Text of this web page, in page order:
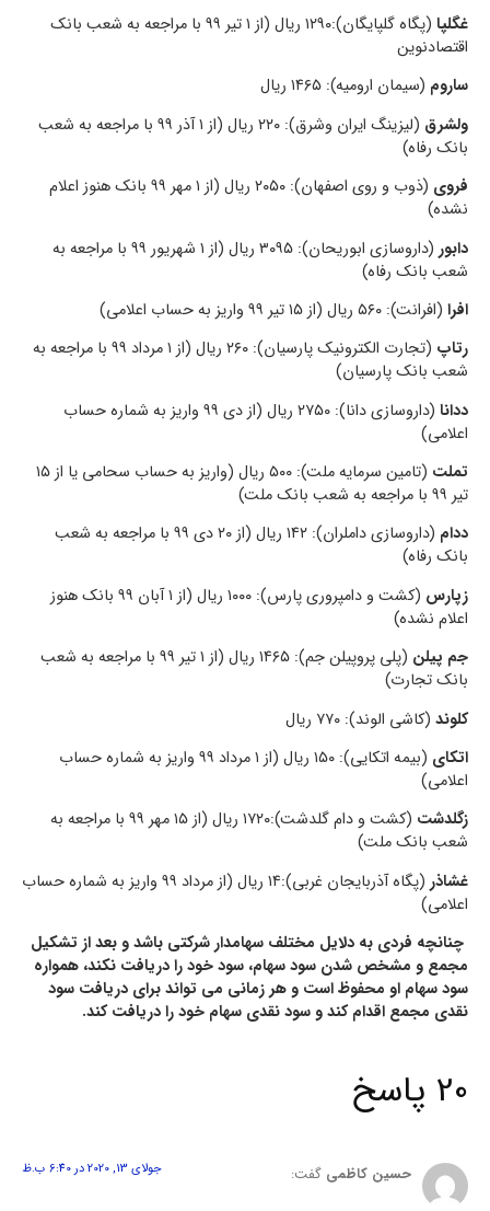
غگلپا
(پگاه گلپایگان):۱۲۹۰ ریال (از ۱ تیر ۹۹ با مراجعه به شعب بانک
اقتصادنوین
ساروم (سیمان ارومیه): ۱۴۶۵ ریال
ولشرق
(لیزینگ ایران وشرق): ۲۲۰ ریال (از ۱ آذر ۹۹ با مراجعه به شعب
بانک رفاه)
فروی
(ذوب و روی اصفهان): ۲۰۵۰ ریال (از ۱ مهر ۹۹ بانک هنوز اعلام
نشده)
دابور
(داروسازی ابوریحان): ۳۰۹۵ ریال (از ۱ شهریور ۹۹ با مراجعه به
شعب بانک رفاه)
افرا (افرانت): ۵۶۰ ریال (از ۱۵ تیر ۹۹ واریز به حساب اعلامی)
رتاپ
(تجارت الکترونیک پارسیان): ۲۶۰ ریال (از ۱ مرداد ۹۹ با مراجعه به
شعب بانک پارسیان)
ددانا
(داروسازی دانا): ۲۷۵۰ ریال (از دی ۹۹ واریز به شماره حساب
اعلامی)
تملت
(تامین سرمایه ملت): ۵۰۰ ریال (واریز به حساب سحامی یا از ۱۵
تیر ۹۹ با مراجعه به شعب بانک ملت)
ددام
(داروسازی داملران): ۱۴۲ ریال (از ۲۰ دی ۹۹ با مراجعه به شعب
بانک رفاه)
زپارس
(کشت و دامپروری پارس): ۱۰۰۰ ریال (از ۱ آبان ۹۹ بانک هنوز
اعلام نشده)
جم پیلن
(پلی پروپیلن جم): ۱۴۶۵ ریال (از ۱ تیر ۹۹ با مراجعه به شعب
بانک تجارت)
کلوند (کاشی الوند): ۷۷۰ ریال
اتکای
(بیمه اتکایی): ۱۵۰ ریال (از ۱ مرداد ۹۹ واریز به شماره حساب
اعلامی)
زگلدشت
(کشت و دام گلدشت):۱۷۲۰ ریال (از ۱۵ مهر ۹۹ با مراجعه به
شعب بانک ملت)
غشاذر
(پگاه آذربایجان غربی):۱۴ ریال (از مرداد ۹۹ واریز به شماره حساب
اعلامی)
چنانچه فردی به دلایل مختلف سهامدار شرکتی باشد و بعد از تشکیل
مجمع و مشخص شدن سود سهام، سود خود را دریافت نکند، همواره
سود سهام او محفوظ است و هر زمانی می تواند برای دریافت سود
نقدی مجمع اقدام کند و سود نقدی سهام خود را دریافت کند.
20 پاسخ
حسین کاظمی گفت: جولای 13, 2020 در 6:40 ب.ظ